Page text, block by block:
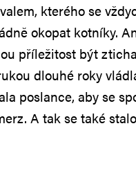
kterého se
okopat kotníky.
příležitost být
dlouhé roky
poslance, aby se
A tak se také